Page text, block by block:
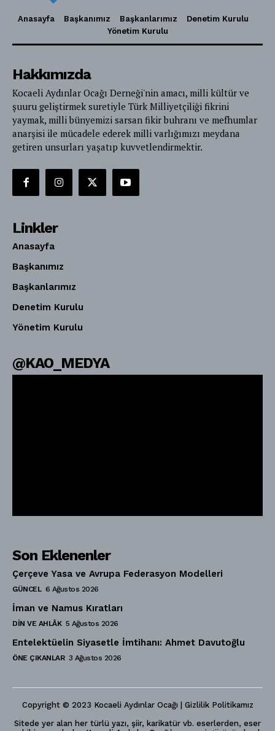
Anasayfa Başkanımız Başkanlarımız
Denetim Kurulu
Yönetim Kurulu
Hakkımızda
Kocaeli Aydınlar Ocağı Derneği'nin amacı, milli kültür ve
şuuru geliştirmek suretiyle Türk Milliyetçiliği fikrini
yaymak, milli bünyemizi sarsan fikir buhranı ve mefhumlar
anarşisi ile mücadele ederek milli varlığımızı meydana
getiren unsurları yaşatıp kuvvetlendirmektir.
Linkler
Anasayfa
Başkanımız
Başkanlarımız
Denetim Kurulu
Yönetim Kurulu
@KAO_MEDYA
Son Eklenenler
Çerçeve Yasa ve Avrupa Federasyon Modelleri
GÜNCEL 6 Ağustos 2026
İman ve Namus Kıratları
DIN VE AHLÂK 5 Ağustos 2026
Entelektüelin Siyasetle İmtihanı: Ahmet Davutoğlu
ÖNE ÇIKANLAR 3 Ağustos 2026
Copyright © 2023 Kocaeli Aydınlar Ocağı | Gizlilik Politikamız
Sitede yer alan her türlü yazı, şiir, karikatür vb. eserlerden, eser